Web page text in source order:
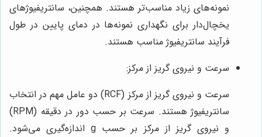
نمونه‌های زیاد مناسب‌تر هستند. همچنین، سانتریفیوژهای
یخچال‌دار برای نگهداری نمونه‌ها در دمای پایین در طول
فرآیند سانتریفیوژ مناسب هستند.
سرعت و نیروی گریز از مرکز:
سرعت و نیروی گریز از مرکز (RCF) دو عامل مهم در انتخاب
سانتریفیوژ هستند. سرعت بر حسب دور در دقیقه (RPM)
و نیروی گریز از مرکز بر حسب g اندازه‌گیری می‌شود.